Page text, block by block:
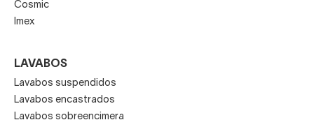
Cosmic
Imex
LAVABOS
Lavabos suspendidos
Lavabos encastrados
Lavabos sobreencimera